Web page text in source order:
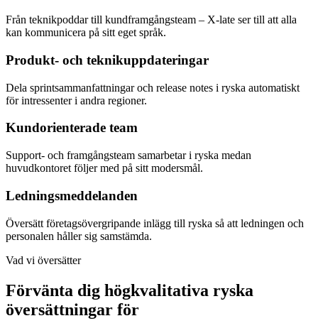
Från teknikpoddar till kundframgångsteam – X-late ser till att alla
kan kommunicera på sitt eget språk.
Produkt- och teknikuppdateringar
Dela sprintsammanfattningar och release notes i ryska automatiskt
för intressenter i andra regioner.
Kundorienterade team
Support- och framgångsteam samarbetar i ryska medan
huvudkontoret följer med på sitt modersmål.
Ledningsmeddelanden
Översätt företagsövergripande inlägg till ryska så att ledningen och
personalen håller sig samstämda.
Vad vi översätter
Förvänta dig högkvalitativa ryska
översättningar för